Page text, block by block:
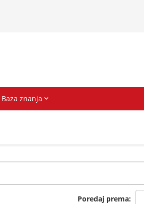
Poredaj prema